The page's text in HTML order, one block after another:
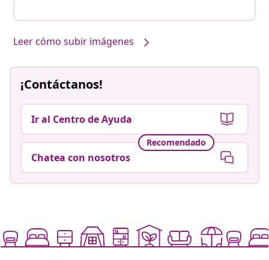
Leer cómo subir imágenes
¡Contáctanos!
Ir al Centro de Ayuda
Recomendado
Chatea con nosotros